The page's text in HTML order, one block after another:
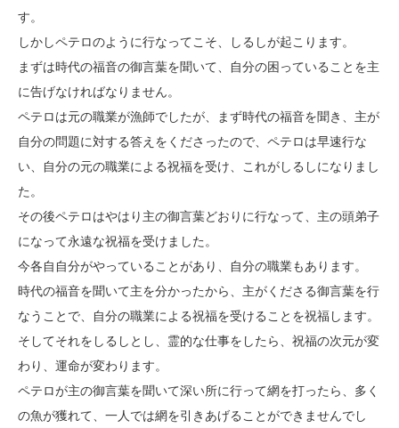
す。
しかしペテロのように行なってこそ、しるしが起こります。
まずは時代の福音の御言葉を聞いて、自分の困っていることを主
に告げなければなりません。
ペテロは元の職業が漁師でしたが、まず時代の福音を聞き、主が
自分の問題に対する答えをくださったので、ペテロは早速行な
い、自分の元の職業による祝福を受け、これがしるしになりまし
た。
その後ペテロはやはり主の御言葉どおりに行なって、主の頭弟子
になって永遠な祝福を受けました。
今各自自分がやっていることがあり、自分の職業もあります。
時代の福音を聞いて主を分かったから、主がくださる御言葉を行
なうことで、自分の職業による祝福を受けることを祝福します。
そしてそれをしるしとし、霊的な仕事をしたら、祝福の次元が変
わり、運命が変わります。
ペテロが主の御言葉を聞いて深い所に行って網を打ったら、多く
の魚が獲れて、一人では網を引きあげることができませんでし